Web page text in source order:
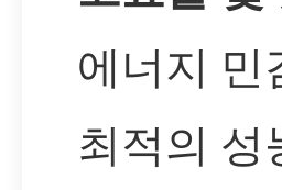
에너지 민
최적의